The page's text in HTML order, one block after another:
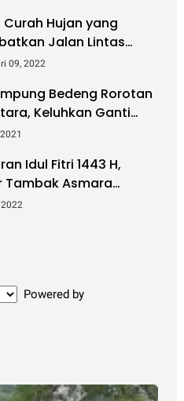
Hujan yang
Jalan Lintas
Putus
09, 2022
Bedeng Rorotan
Keluhkan Ganti
Lahan Tol
Idul Fitri 1443 H,
Tambak Asmara
Ribuan
Powered by